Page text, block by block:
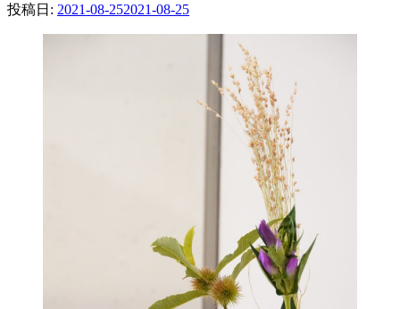
投稿日: 2021-08-252021-08-25